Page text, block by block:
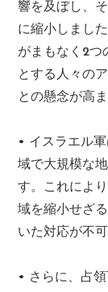
響を及ぼし、
に縮小しまし
がまもなく2つ
とする人々の
との懸念が高
• イスラエル
域で大規模な
す。これによ
域を縮小せざ
いた対応が不
• さらに、占